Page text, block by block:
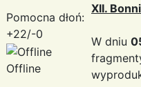
Pomocna dłoń:
+22/-0
Offline
XII.
W dniu